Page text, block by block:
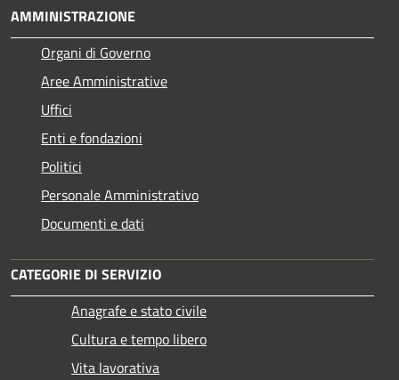
AMMINISTRAZIONE
Organi di Governo
Aree Amministrative
Uffici
Enti e fondazioni
Politici
Personale Amministrativo
Documenti e dati
CATEGORIE DI SERVIZIO
Anagrafe e stato civile
Cultura e tempo libero
Vita lavorativa